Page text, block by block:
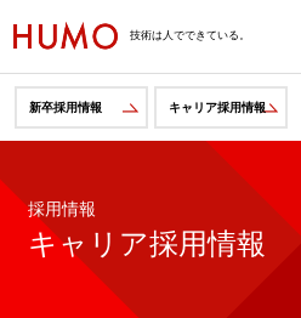
技術は人でできている。
新卒採用情報 キャリア採用情報
採用情報
キャリア採用情報